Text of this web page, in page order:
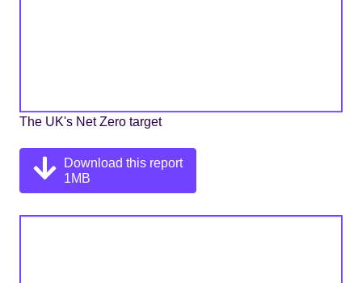
The UK's Net Zero target
Download this report
1MB